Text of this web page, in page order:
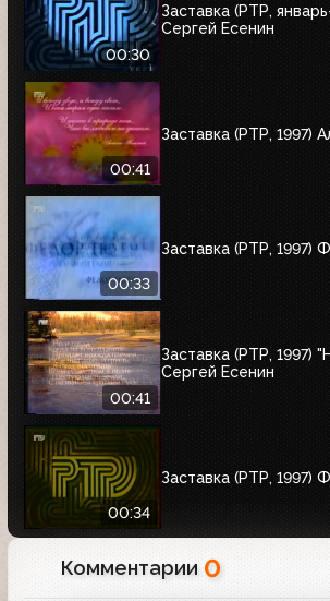
00:30
Заставка (РТР,
Сергей Есенин
00:41
Заставка (РТР, 1997)
00:33
Заставка (РТР, 1997)
00:41
Заставка (РТР, 1997)
Сергей Есенин
00:34
Заставка (РТР, 1997)
Комментарии 0